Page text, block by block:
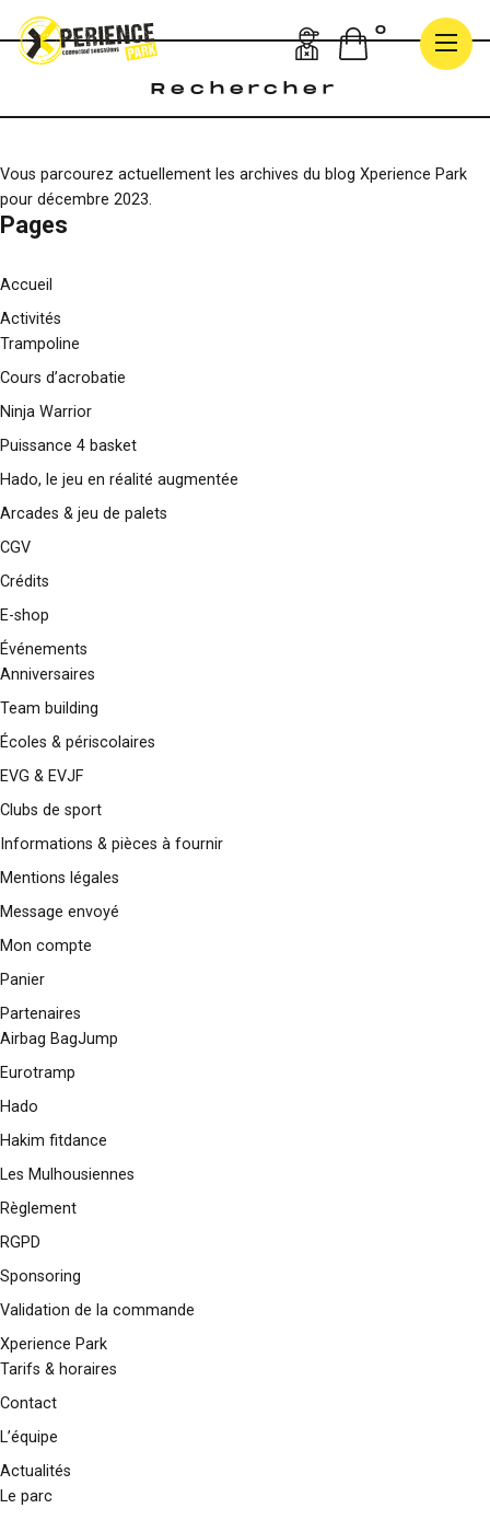
0
Vous parcourez actuellement les archives du blog Xperience Park
pour décembre 2023.
Pages
Accueil
Activités
Trampoline
Cours d’acrobatie
Ninja Warrior
Puissance 4 basket
Hado, le jeu en réalité augmentée
Arcades & jeu de palets
CGV
Crédits
E-shop
Événements
Anniversaires
Team building
Écoles & périscolaires
EVG & EVJF
Clubs de sport
Informations & pièces à fournir
Mentions légales
Message envoyé
Mon compte
Panier
Partenaires
Airbag BagJump
Eurotramp
Hado
Hakim fitdance
Les Mulhousiennes
Règlement
RGPD
Sponsoring
Validation de la commande
Xperience Park
Tarifs & horaires
Contact
L’équipe
Actualités
Le parc